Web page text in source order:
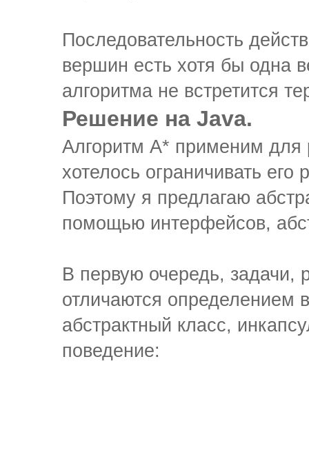
Последовательность
вершин есть хотя бы одна
алгоритма не встретится
Решение на Java.
Алгоритм А* применим
хотелось ограничивать
Поэтому я предлагаю
помощью интерфейсов,
В первую очередь,
отличаются
абстрактный класс,
поведение: